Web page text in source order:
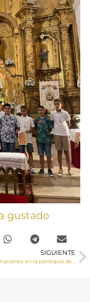
gustado
SIGUIENTE
Confirmaciones en la parroquia de Mota del Cuervo